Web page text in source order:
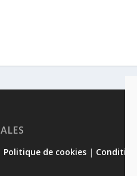
Politique de cookies | Conditions